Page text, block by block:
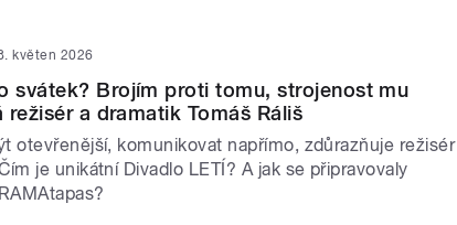
květen 2026
svátek? Brojím proti tomu, strojenost mu
režisér a dramatik Tomáš Ráliš
otevřenější, komunikovat napřímo, zdůrazňuje režisér
je unikátní Divadlo LETÍ? A jak se připravovaly